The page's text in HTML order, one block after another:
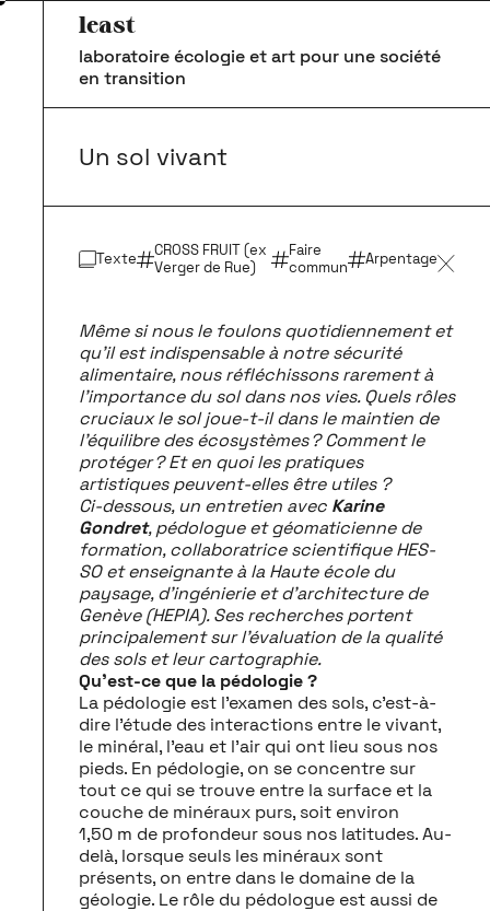
least
laboratoire écologie et art pour une société
en transition
Un sol vivant
Texte
CROSS FRUIT (ex
Verger de Rue)
Faire
commun
Arpentage
Même si nous le foulons quotidiennement et
qu’il est indispensable à notre sécurité
alimentaire, nous réfléchissons rarement à
l’importance du sol dans nos vies. Quels rôles
cruciaux le sol joue-t-il dans le maintien de
l’équilibre des écosystèmes ? Comment le
protéger ? Et en quoi les pratiques
artistiques peuvent-elles être utiles ?
Ci-dessous, un entretien avec Karine
Gondret, pédologue et géomaticienne de
formation, collaboratrice scientifique HES-
SO et enseignante à la Haute école du
paysage, d’ingénierie et d’architecture de
Genève (HEPIA). Ses recherches portent
principalement sur l’évaluation de la qualité
des sols et leur cartographie.
Qu’est-ce que la pédologie ?
La pédologie est l’examen des sols, c’est-à-
dire l’étude des interactions entre le vivant,
le minéral, l’eau et l’air qui ont lieu sous nos
pieds. En pédologie, on se concentre sur
tout ce qui se trouve entre la surface et la
couche de minéraux purs, soit environ
1,50 m de profondeur sous nos latitudes. Au-
delà, lorsque seuls les minéraux sont
présents, on entre dans le domaine de la
géologie. Le rôle du pédologue est aussi de